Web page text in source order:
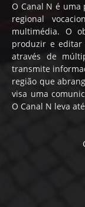
O Canal N é uma
regional
multimédia. O
produzir e editar
através de
transmite
região que
visa uma
O Canal N leva